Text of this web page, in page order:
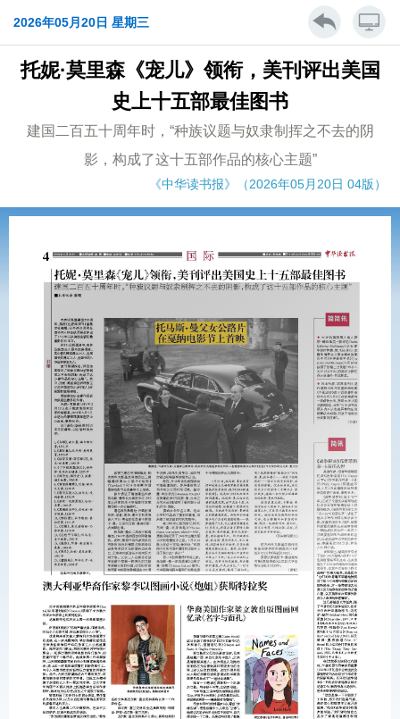
2026年05月20日 星期三
托妮·莫里森《宠儿》领衔，美刊评出美国
史上十五部最佳图书
建国二百五十周年时，“种族议题与奴隶制挥之不去的阴
影，构成了这十五部作品的核心主题”
《中华读书报》（2026年05月20日 04版）